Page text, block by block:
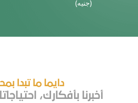
(جنيه)
دايما ما تبدا
أخبرنا بأفكارك،